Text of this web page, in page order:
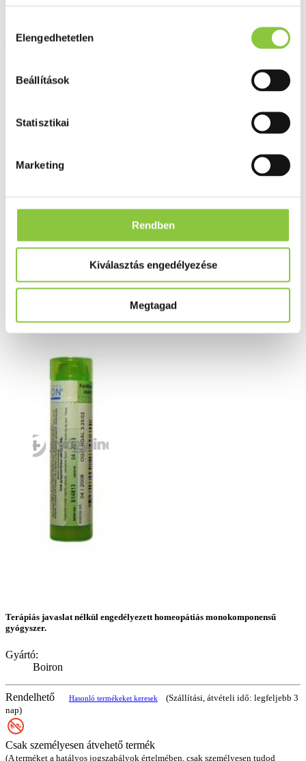
kiválasztása
Elengedhetetlen
Beállítások
Statisztikai
Marketing
Rendben
Kiválasztás engedélyezése
Megtagad
Coffea tosta 4 g - hígítás C9
Coffea tosta 4 g - hígítás C9
Az Egészségpénztári számlára elszámolható
Csak személyesen átvehető termék
Terápiás javaslat nélkül engedélyezett homeopátiás monokomponensű
gyógyszer.
Gyártó:
Boiron
Rendelhető Hasonló termékeket keresek
(Szállítási, átvételi idő: legfeljebb 3
nap)
Csak személyesen átvehető termék
(A terméket a hatályos jogszabályok értelmében, csak személyesen tudod